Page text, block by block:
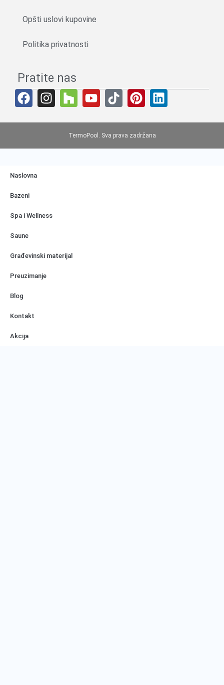
Opšti uslovi kupovine
Politika privatnosti
Pratite nas
TermoPool. Sva prava zadržana
Naslovna
Bazeni
Spa i Wellness
Saune
Građevinski materijal
Preuzimanje
Blog
Kontakt
Akcija